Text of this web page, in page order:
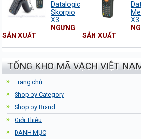
Datalogic
Skorpio
X3
NGƯNG
SẢN XUẤT
X3
SẢN XUẤT
TỔNG KHO MÃ VẠCH VIỆT
Trang chủ
Shop by Category
Shop by Brand
Giới Thiệu
DANH MỤC